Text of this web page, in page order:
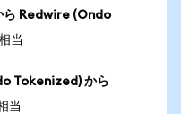
Redwire (Ondo
当
Tokenized) から
当